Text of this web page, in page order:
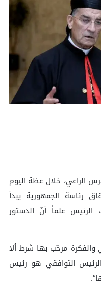
الراعي، خلال عظة اليوم
رئاسة الجمهورية يبدأ
الرئيس علماً أنّ الدستور
مرحّب بها شرط ألا
التوافقي هو رئيس